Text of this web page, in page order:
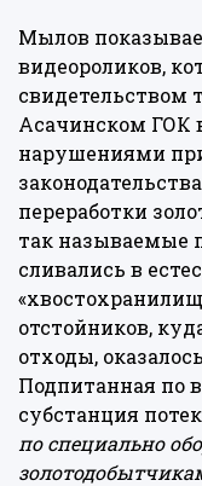
Мылов
видеороликов,
свидетельством
Асачинском ГОК
нарушениями
переработки
так называемые
сливались в
отстойников,
отходы,
Подпитанная по
субстанция
по специально